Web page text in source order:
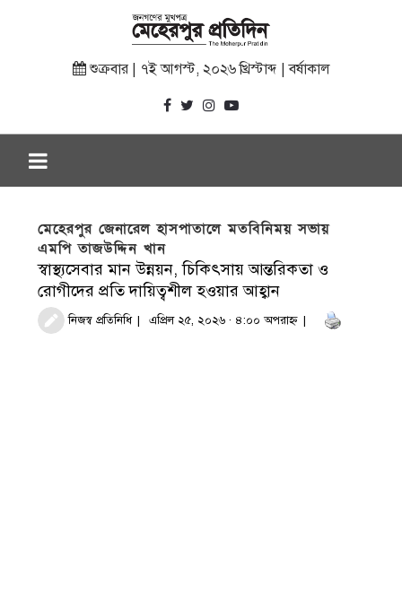
শুক্রবার | ৭ই আগস্ট, ২০২৬ খ্রিস্টাব্দ | বর্ষাকাল
মেহেরপুর জেনারেল হাসপাতালে মতবিনিময় সভায়
এমপি তাজউদ্দিন খান
স্বাস্থ্যসেবার মান উন্নয়ন, চিকিৎসায় আন্তরিকতা ও
রোগীদের প্রতি দায়িত্বশীল হওয়ার আহ্বান
নিজস্ব প্রতিনিধি এপ্রিল ২৫, ২০২৬ · ৪:০০ অপরাহ্ণ